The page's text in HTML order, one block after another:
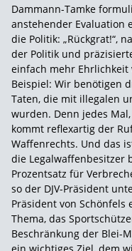
Dammann-Tamke
anstehender Evaluation
die Politik: „Rückgrat!“,
der Politik und
einfach mehr
Beispiel: Wir benötigen
Taten, die mit illegalen
wurden. Denn jedes
kommt reflexartig der
Waffenrechts. Und das
die Legalwaffenbesitzer
Prozentsatz für
so der DJV-Präsident
Präsident von
Thema, das
Beschränkung der Blei-